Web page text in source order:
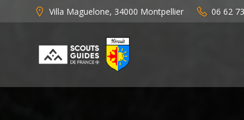
au
Villa Maguelone, 34000 Montpellier 06 62